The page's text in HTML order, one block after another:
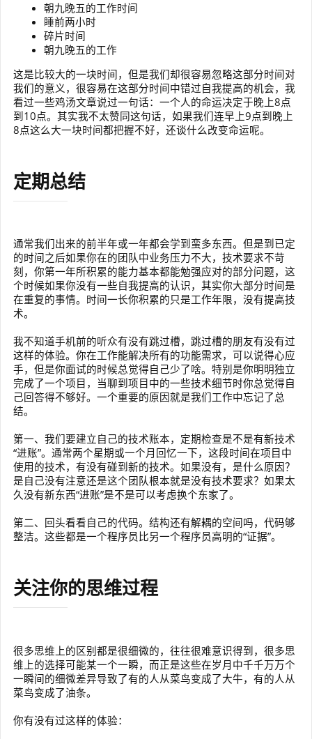
朝九晚五的工作时间
睡前两小时
碎片时间
朝九晚五的工作
这是比较大的一块时间，但是我们却很容易忽略这部分时间对
我们的意义，很容易在这部分时间中错过自我提高的机会，我
看过一些鸡汤文章说过一句话：一个人的命运决定于晚上8点
到10点。其实我不太赞同这句话，如果我们连早上9点到晚上
8点这么大一块时间都把握不好，还谈什么改变命运呢。
定期总结
通常我们出来的前半年或一年都会学到蛮多东西。但是到已定
的时间之后如果你在的团队中业务压力不大，技术要求不苛
刻，你第一年所积累的能力基本都能勉强应对的部分问题，这
个时候如果你没有一些自我提高的认识，其实你大部分时间是
在重复的事情。时间一长你积累的只是工作年限，没有提高技
术。
我不知道手机前的听众有没有跳过槽，跳过槽的朋友有没有过
这样的体验。你在工作能解决所有的功能需求，可以说得心应
手，但是你面试的时候总觉得自己少了啥。特别是你明明独立
完成了一个项目，当聊到项目中的一些技术细节时你总觉得自
己回答得不够好。一个重要的原因就是我们工作中忘记了总
结。
第一、我们要建立自己的技术账本，定期检查是不是有新技术
“进账”。通常两个星期或一个月回忆一下，这段时间在项目中
使用的技术，有没有碰到新的技术。如果没有，是什么原因？
是自己没有注意还是这个团队根本就是没有技术要求？如果太
久没有新东西“进账”是不是可以考虑换个东家了。
第二、回头看看自己的代码。结构还有解耦的空间吗，代码够
整洁。这些都是一个程序员比另一个程序员高明的“证据”。
关注你的思维过程
很多思维上的区别都是很细微的，往往很难意识得到，很多思
维上的选择可能某一个一瞬，而正是这些在岁月中千千万万个
一瞬间的细微差异导致了有的人从菜鸟变成了大牛，有的人从
菜鸟变成了油条。
你有没有过这样的体验：